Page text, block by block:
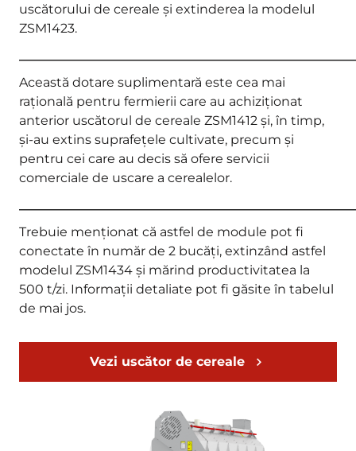
uscătorului de cereale și extinderea la modelul
ZSM1423.
Această dotare suplimentară este cea mai
rațională pentru fermierii care au achiziționat
anterior uscătorul de cereale ZSM1412 și, în timp,
și-au extins suprafețele cultivate, precum și
pentru cei care au decis să ofere servicii
comerciale de uscare a cerealelor.
Trebuie menționat că astfel de module pot fi
conectate în număr de 2 bucăți, extinzând astfel
modelul ZSM1434 și mărind productivitatea la
500 t/zi. Informații detaliate pot fi găsite în tabelul
de mai jos.
Vezi uscător de cereale